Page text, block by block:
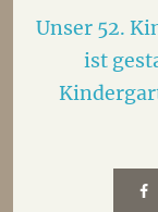
Unser 52.
ist